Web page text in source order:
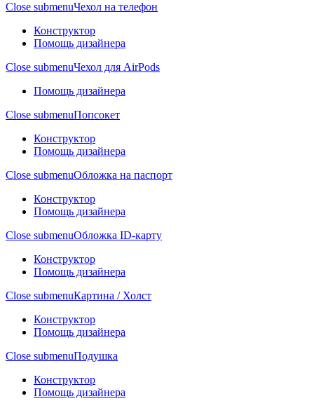
Close submenuЧехол на телефон
Конструктор
Помощь дизайнера
Close submenuЧехол для AirPods
Помощь дизайнера
Close submenuПопсокет
Конструктор
Помощь дизайнера
Close submenuОбложка на паспорт
Конструктор
Помощь дизайнера
Close submenuОбложка ID-карту
Конструктор
Помощь дизайнера
Close submenuКартина / Холст
Конструктор
Помощь дизайнера
Close submenuПодушка
Конструктор
Помощь дизайнера